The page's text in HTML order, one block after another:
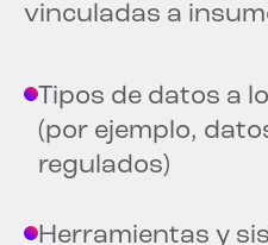
vinculadas a
Tipos de datos a
(por ejemplo,
regulados)
Herramientas y